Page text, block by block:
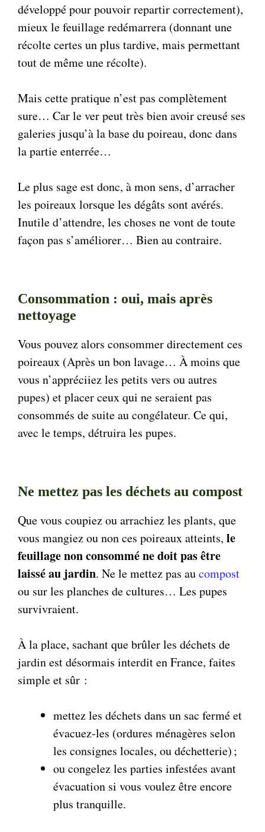
développé pour pouvoir repartir correctement),
mieux le feuillage redémarrera (donnant une
récolte certes un plus tardive, mais permettant
tout de même une récolte).
Mais cette pratique n’est pas complètement
sure… Car le ver peut très bien avoir creusé ses
galeries jusqu’à la base du poireau, donc dans
la partie enterrée…
Le plus sage est donc, à mon sens, d’arracher
les poireaux lorsque les dégâts sont avérés.
Inutile d’attendre, les choses ne vont de toute
façon pas s’améliorer… Bien au contraire.
Consommation : oui, mais après
nettoyage
Vous pouvez alors consommer directement ces
poireaux (Après un bon lavage… À moins que
vous n’appréciiez les petits vers ou autres
pupes) et placer ceux qui ne seraient pas
consommés de suite au congélateur. Ce qui,
avec le temps, détruira les pupes.
Ne mettez pas les déchets au compost
Que vous coupiez ou arrachiez les plants, que
vous mangiez ou non ces poireaux atteints, le
feuillage non consommé ne doit pas être
laissé au jardin. Ne le mettez pas aucompost
ou sur les planches de cultures… Les pupes
survivraient.
À la place, sachant que brûler les déchets de
jardin est désormais interdit en France, faites
simple et sûr :
mettez les déchets dans un sac fermé et
évacuez-les (ordures ménagères selon
les consignes locales, ou déchetterie) ;
ou congelez les parties infestées avant
évacuation si vous voulez être encore
plus tranquille.